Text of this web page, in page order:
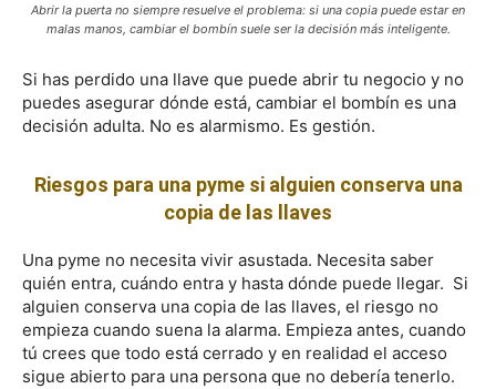
Abrir la puerta no siempre resuelve el problema: si una copia puede estar en
malas manos, cambiar el bombín suele ser la decisión más inteligente.
Si has perdido una llave que puede abrir tu negocio y no
puedes asegurar dónde está, cambiar el bombín es una
decisión adulta. No es alarmismo. Es gestión.
Riesgos para una pyme si alguien conserva una
copia de las llaves
Una pyme no necesita vivir asustada. Necesita saber
quién entra, cuándo entra y hasta dónde puede llegar. Si
alguien conserva una copia de las llaves, el riesgo no
empieza cuando suena la alarma. Empieza antes, cuando
tú crees que todo está cerrado y en realidad el acceso
sigue abierto para una persona que no debería tenerlo.